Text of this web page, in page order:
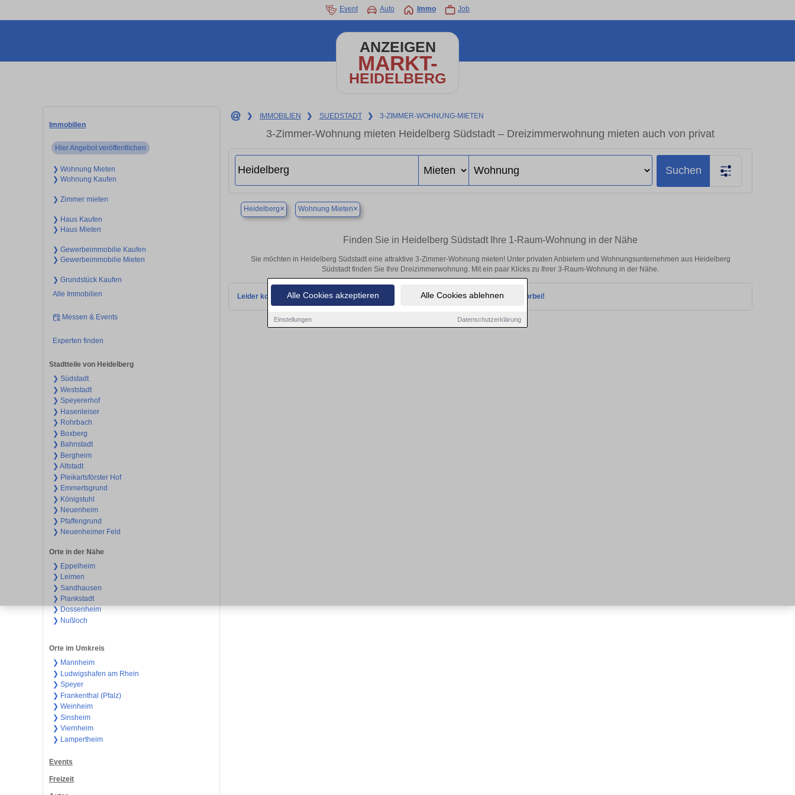
Alle Cookies akzeptieren Alle Cookies ablehnen
Einstellungen Datenschutzerklärung
Event Auto Immo Job
ANZEIGEN
MARKT-
HEIDELBERG
Immobilien
Hier Angebot veröffentlichen
❯ Wohnung Mieten
❯ Wohnung Kaufen
❯ Zimmer mieten
❯ Haus Kaufen
❯ Haus Mieten
❯ Gewerbeimmobilie Kaufen
❯ Gewerbeimmobilie Mieten
❯ Grundstück Kaufen
Alle Immobilien
Messen & Events
Experten finden
Stadtteile von Heidelberg
❯ Südstadt
❯ Weststadt
❯ Speyererhof
❯ Hasenleiser
❯ Rohrbach
❯ Boxberg
❯ Bahnstadt
❯ Bergheim
❯ Altstadt
❯ Pleikartsförster Hof
❯ Emmertsgrund
❯ Königstuhl
❯ Neuenheim
❯ Pfaffengrund
❯ Neuenheimer Feld
Orte in der Nähe
❯ Eppelheim
❯ Leimen
❯ Sandhausen
❯ Plankstadt
❯ Dossenheim
❯ Nußloch
Orte im Umkreis
❯ Mannheim
❯ Ludwigshafen am Rhein
❯ Speyer
❯ Frankenthal (Pfalz)
❯ Weinheim
❯ Sinsheim
❯ Viernheim
❯ Lampertheim
Events
Freizeit
❯ IMMOBILIEN ❯ SUEDSTADT ❯ 3-ZIMMER-WOHNUNG-MIETEN
3-Zimmer-Wohnung mieten Heidelberg Südstadt – Dreizimmerwohnung mieten auch von privat
Suchen
Heidelberg× Wohnung Mieten×
Finden Sie in Heidelberg Südstadt Ihre 1-Raum-Wohnung in der Nähe
Sie möchten in Heidelberg Südstadt eine attraktive 3-Zimmer-Wohnung mieten! Unter privaten Anbietern und Wohnungsunternehmen aus Heidelberg
Südstadt finden Sie Ihre Dreizimmerwohnung. Mit ein paar Klicks zu Ihrer 3-Raum-Wohnung in der Nähe.
Leider konnten wir derzeit keine passenden Objekte finden. Schauen Sie bald wieder vorbei!